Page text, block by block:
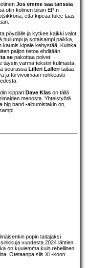
Jos emme saa tanssia
otin kolmen biisin EP:n
että kipeää tulee taas
pöydälle ja kytkee kaikki valot
ja sotaisampi paikka,
kaunis kipale kehystää. Kuinka
paljon tietoa ehditään
se pakottaa polvet
täysin varma tekstin kulmasta,
seurassa Lilleri Lalleri taitaa
ja torvivoimaan rohkeasti
kippari Dave Klas on tällä
menosta. Yhteistyötä
big band -albumistakin on,
popin taitajaksi
vuodesta 2024 lähtien.
on kuulemma kuin rehellinen
Otetaanpa siis XL-koon